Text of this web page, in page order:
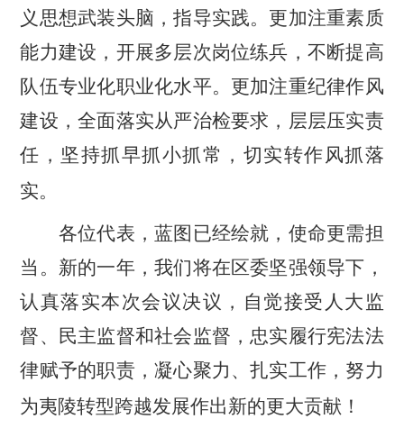
义思想武装头脑，指导实践。更加注重素质
能力建设，开展多层次岗位练兵，不断提高
队伍专业化职业化水平。更加注重纪律作风
建设，全面落实从严治检要求，层层压实责
任，坚持抓早抓小抓常，切实转作风抓落
实。
各位代表，蓝图已经绘就，使命更需担
当。新的一年，我们将在区委坚强领导下，
认真落实本次会议决议，自觉接受人大监
督、民主监督和社会监督，忠实履行宪法法
律赋予的职责，凝心聚力、扎实工作，努力
为夷陵转型跨越发展作出新的更大贡献！